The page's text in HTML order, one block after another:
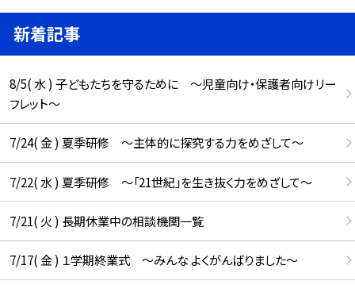
新着記事
8/5( 水 ) 子どもたちを守るために ～児童向け・保護者向けリー
フレット～
7/24( 金 ) 夏季研修 ～主体的に探究する力をめざして～
7/22( 水 ) 夏季研修 ～「21世紀」を生き抜く力をめざして～
7/21( 火 ) 長期休業中の相談機関一覧
7/17( 金 ) １学期終業式 ～みんな よくがんばりました～